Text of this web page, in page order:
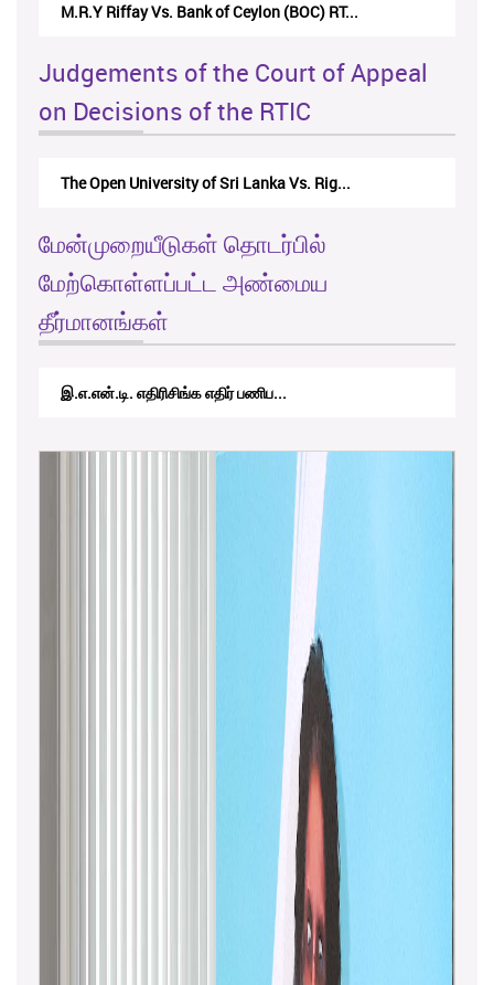
Nirmala Kannangara Vs.Lanka Building Ma...
Judgements of the Court of Appeal
on Decisions of the RTIC
The Monetary Board of CBSL-vs-Verite Res...
மேன்முறையீடுகள் தொடர்பில்
மேற்கொள்ளப்பட்ட அண்மைய
தீர்மானங்கள்
RTICAppeal/15/2017 - கே.வி.கே. நவ...